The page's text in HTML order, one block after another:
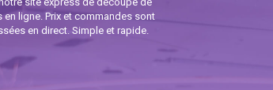
en ligne. Prix et commandes sont
en direct. Simple et rapide.